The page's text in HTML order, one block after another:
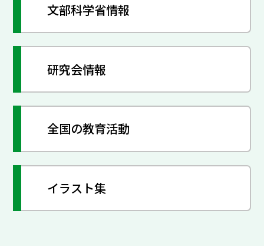
文部科学省情報
研究会情報
全国の教育活動
イラスト集